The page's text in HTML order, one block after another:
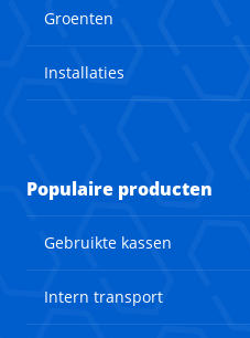
Groenten
Installaties
Populaire producten
Gebruikte kassen
Intern transport